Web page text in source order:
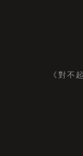
《 對不